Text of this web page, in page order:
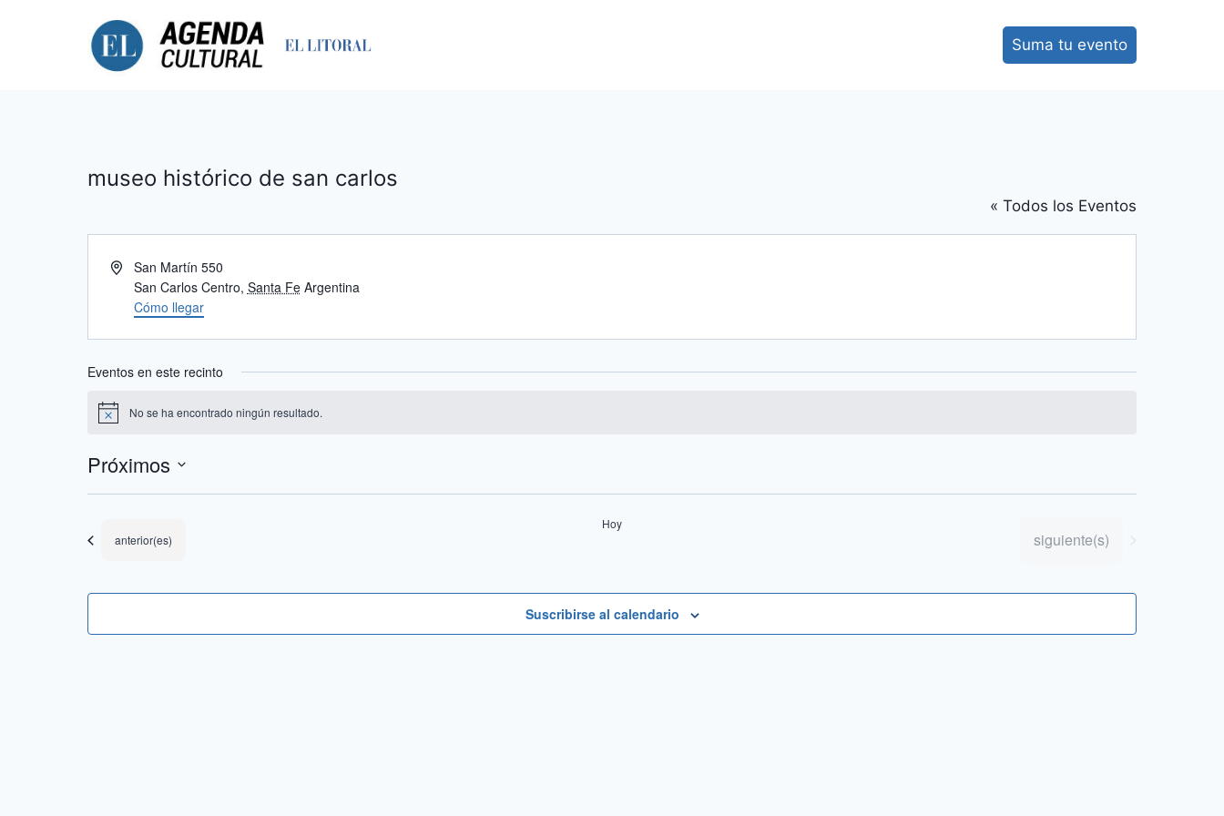
Suma tu evento
museo histórico de san carlos
« Todos los Eventos
Dirección
San Martín 550
San Carlos Centro, Santa Fe Argentina
Cómo llegar
Eventos en este recinto
Aviso No se ha encontrado ningún resultado.
Próximos
Selecciona
fecha.Eventos
anterior(es)
Hoy
Eventos
siguiente(s)
Suscribirse al calendario